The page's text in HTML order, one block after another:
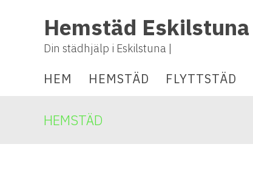
Hemstäd Eskilstuna
Din städhjälp i Eskilstuna |
HEM HEMSTÄD FLYTTSTÄD
HEMSTÄD